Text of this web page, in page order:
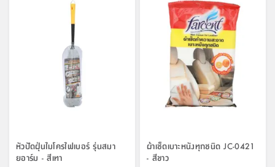
หัวปัดฝุ่นไมโครไฟเบอร์ รุ่นสมา
ยอาร์ม - สีเทา
ผ้าเช็ดเบาะหนังทุกชนิด JC-0421
- สีขาว